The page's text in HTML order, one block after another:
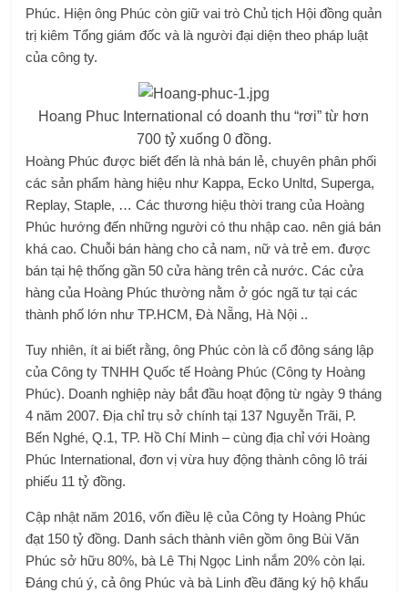
Phúc. Hiện ông Phúc còn giữ vai trò Chủ tịch Hội đồng quản
trị kiêm Tổng giám đốc và là người đại diện theo pháp luật
của công ty.
Hoang Phuc International có doanh thu “rơi” từ hơn
700 tỷ xuống 0 đồng.
Hoàng Phúc được biết đến là nhà bán lẻ, chuyên phân phối
các sản phẩm hàng hiệu như Kappa, Ecko Unltd, Superga,
Replay, Staple, … Các thương hiệu thời trang của Hoàng
Phúc hướng đến những người có thu nhập cao. nên giá bán
khá cao. Chuỗi bán hàng cho cả nam, nữ và trẻ em. được
bán tại hệ thống gần 50 cửa hàng trên cả nước. Các cửa
hàng của Hoàng Phúc thường nằm ở góc ngã tư tại các
thành phố lớn như TP.HCM, Đà Nẵng, Hà Nội ..
Tuy nhiên, ít ai biết rằng, ông Phúc còn là cổ đông sáng lập
của Công ty TNHH Quốc tế Hoàng Phúc (Công ty Hoàng
Phúc). Doanh nghiệp này bắt đầu hoạt động từ ngày 9 tháng
4 năm 2007. Địa chỉ trụ sở chính tại 137 Nguyễn Trãi, P.
Bến Nghé, Q.1, TP. Hồ Chí Minh – cùng địa chỉ với Hoàng
Phúc International, đơn vị vừa huy động thành công lô trái
phiếu 11 tỷ đồng.
Cập nhật năm 2016, vốn điều lệ của Công ty Hoàng Phúc
đạt 150 tỷ đồng. Danh sách thành viên gồm ông Bùi Văn
Phúc sở hữu 80%, bà Lê Thị Ngọc Linh nắm 20% còn lại.
Đáng chú ý, cả ông Phúc và bà Linh đều đăng ký hộ khẩu